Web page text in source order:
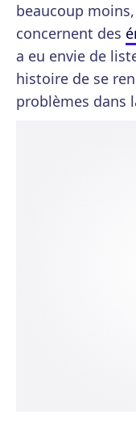
beaucoup
concernent des
a eu envie de
histoire de se
problèmes dans